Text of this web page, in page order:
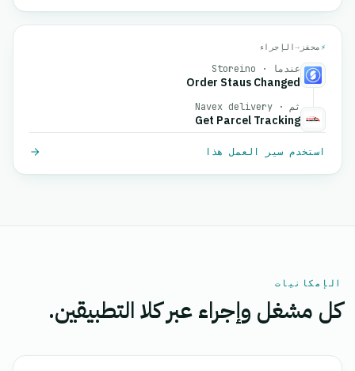
⚡ محفز →الإجراء
عندما · Storeino
Order Staus Changed
ثم · Navex delivery
Get Parcel Tracking
استخدم سير العمل هذا
الإمكانيات
كل مشغل وإجراء عبر كلا التطبيقين.